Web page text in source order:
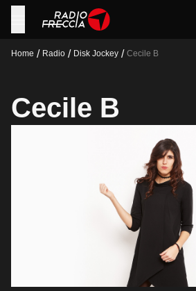
Home / Radio / Disk Jockey / Cecile B
Cecile B